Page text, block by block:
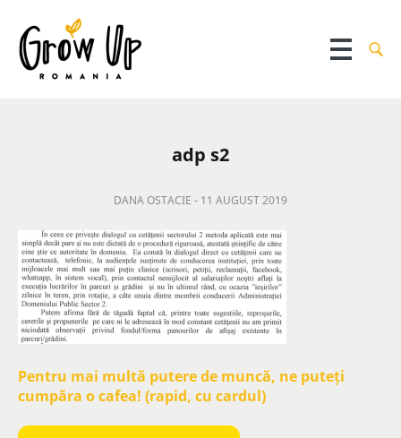
adp s2
DANA OSTACIE - 11 AUGUST 2019
Pentru mai multă putere de muncă, ne puteți
cumpăra o cafea! (rapid, cu cardul)